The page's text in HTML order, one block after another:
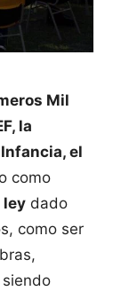
Mil
la
el
como
ley dado
como ser